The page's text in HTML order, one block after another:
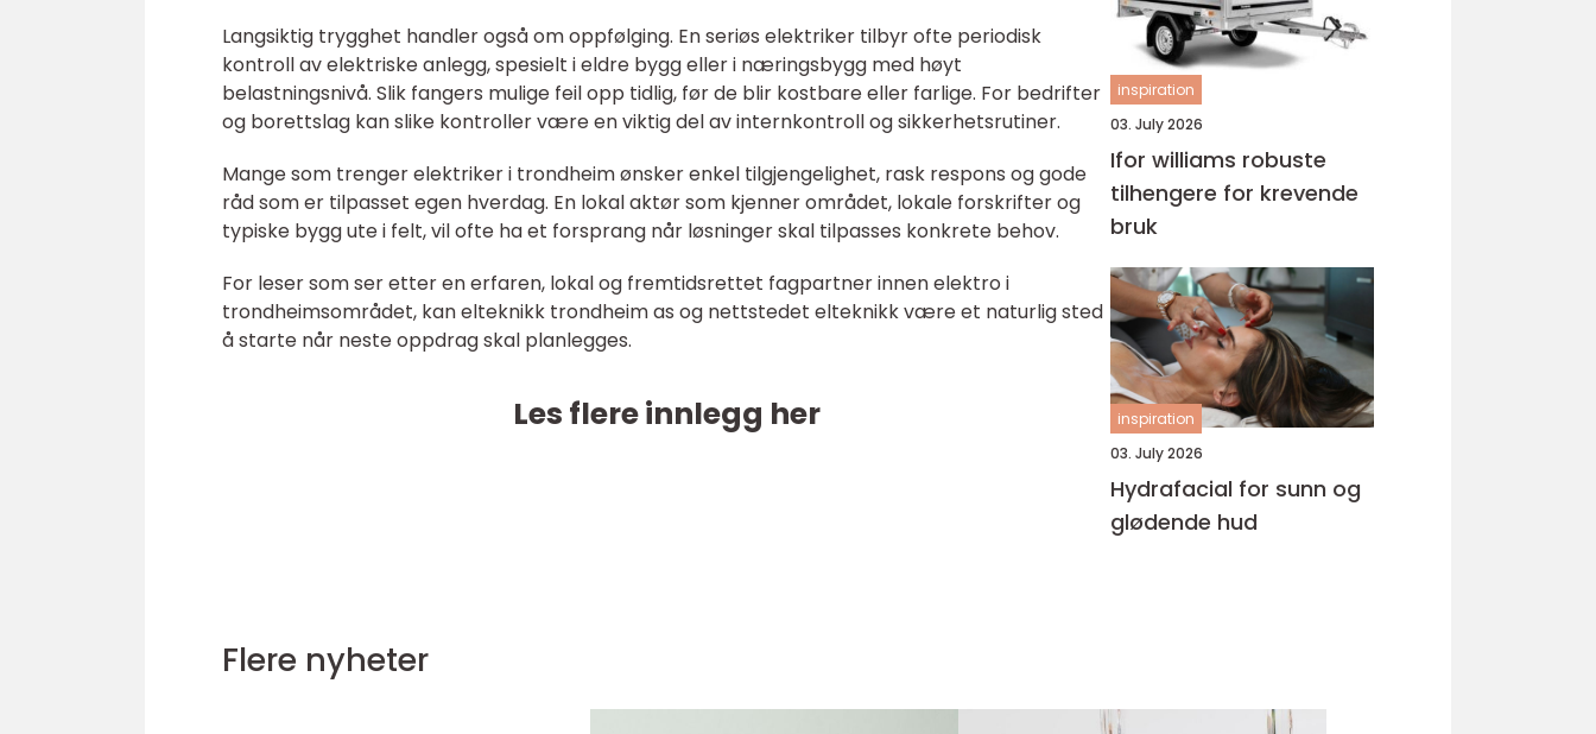
Langsiktig trygghet handler også om oppfølging. En seriøs elektriker tilbyr ofte periodisk
kontroll av elektriske anlegg, spesielt i eldre bygg eller i næringsbygg med høyt
belastningsnivå. Slik fangers mulige feil opp tidlig, før de blir kostbare eller farlige. For bedrifter
og borettslag kan slike kontroller være en viktig del av internkontroll og sikkerhetsrutiner.
Mange som trenger elektriker i trondheim ønsker enkel tilgjengelighet, rask respons og gode
råd som er tilpasset egen hverdag. En lokal aktør som kjenner området, lokale forskrifter og
typiske bygg ute i felt, vil ofte ha et forsprang når løsninger skal tilpasses konkrete behov.
For leser som ser etter en erfaren, lokal og fremtidsrettet fagpartner innen elektro i
trondheimsområdet, kan elteknikk trondheim as og nettstedet elteknikk være et naturlig sted
å starte når neste oppdrag skal planlegges.
Les flere innlegg her
inspiration
03. July 2026
Ifor williams robuste
tilhengere for krevende
bruk
inspiration
03. July 2026
Hydrafacial for sunn og
glødende hud
Flere nyheter